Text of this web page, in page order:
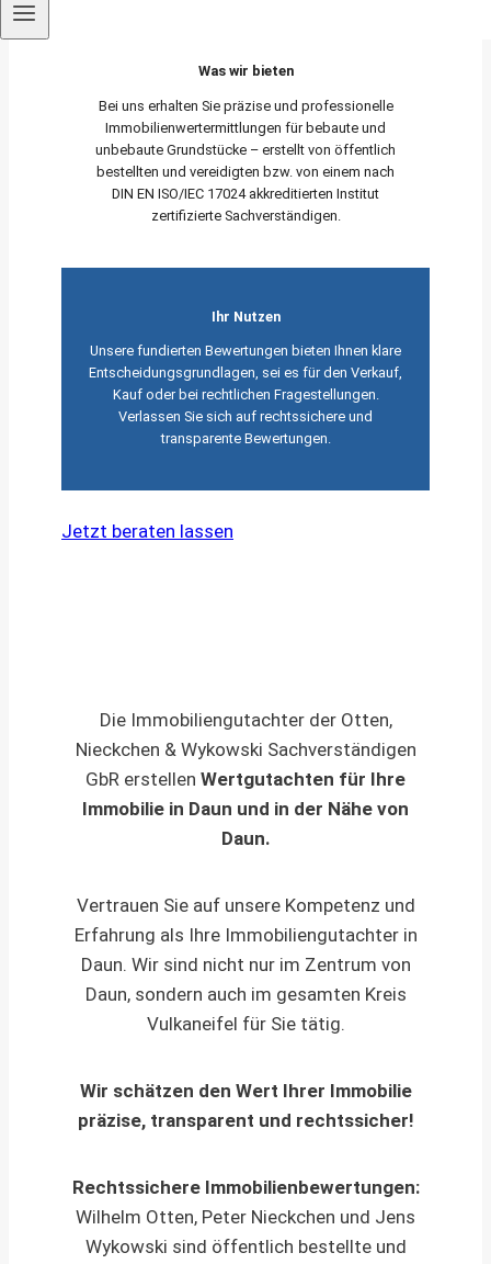
Was wir bieten
Bei uns erhalten Sie präzise und professionelle
Immobilienwertermittlungen für bebaute und
unbebaute Grundstücke – erstellt von öffentlich
bestellten und vereidigten bzw. von einem nach
DIN EN ISO/IEC 17024 akkreditierten Institut
zertifizierte Sachverständigen.
Ihr Nutzen
Unsere fundierten Bewertungen bieten Ihnen klare
Entscheidungsgrundlagen, sei es für den Verkauf,
Kauf oder bei rechtlichen Fragestellungen.
Verlassen Sie sich auf rechtssichere und
transparente Bewertungen.
Jetzt beraten lassen
Die Immobiliengutachter der Otten,
Nieckchen & Wykowski Sachverständigen
GbR erstellen Wertgutachten für Ihre
Immobilie in Daun und in der Nähe von
Daun.
Vertrauen Sie auf unsere Kompetenz und
Erfahrung als Ihre Immobiliengutachter in
Daun. Wir sind nicht nur im Zentrum von
Daun, sondern auch im gesamten Kreis
Vulkaneifel für Sie tätig.
Wir schätzen den Wert Ihrer Immobilie
präzise, transparent und rechtssicher!
Rechtssichere Immobilienbewertungen:
Wilhelm Otten, Peter Nieckchen und Jens
Wykowski sind öffentlich bestellte und